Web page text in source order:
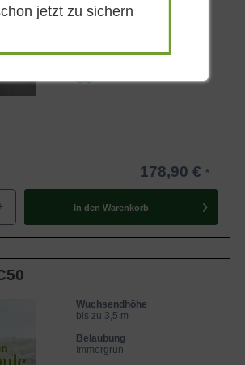
Blatt- / Nadelfarbe
Blaugrün
Braun
178,90 €
In den Warenkorb
Wuchsendhöhe
bis zu 3,5 m
Belaubung
Immergrün
jetzt zu sichern